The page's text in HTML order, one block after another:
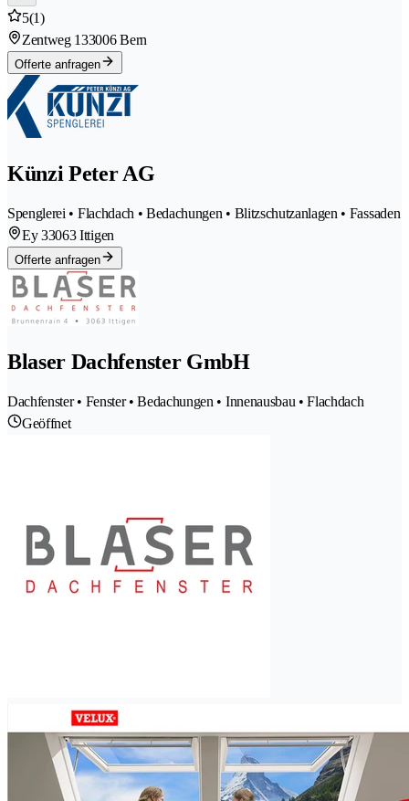
5(1)
Zentweg 133006 Bern
Offerte anfragen
Künzi Peter AG
Spenglerei • Flachdach • Bedachungen • Blitzschutzanlagen • Fassaden
Ey 33063 Ittigen
Offerte anfragen
Blaser Dachfenster GmbH
Dachfenster • Fenster • Bedachungen • Innenausbau • Flachdach
Geöffnet